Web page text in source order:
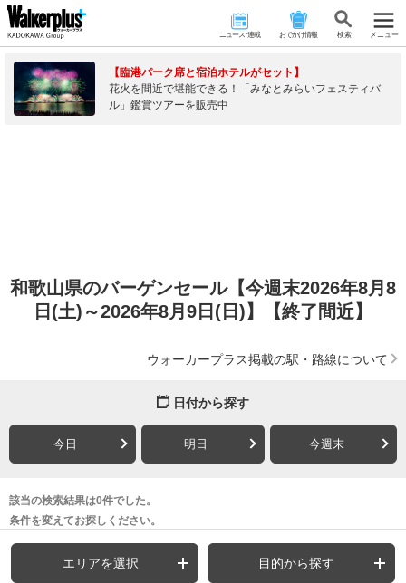
ニュース･連載 おでかけ情報 検 索 メニュー
【臨港パーク席と宿泊ホテルがセット】
花火を間近で堪能できる！「みなとみらいフェスティバ
ル」鑑賞ツアーを販売中
和歌山県のバーゲンセール【今週末2026年8月8
日(土)～2026年8月9日(日)】【終了間近】
ウォーカープラス掲載の駅・路線について
日付から探す
今日 明日 今週末
該当の検索結果は0件でした。
条件を変えてお探しください。
エリアを選択 目的から探す